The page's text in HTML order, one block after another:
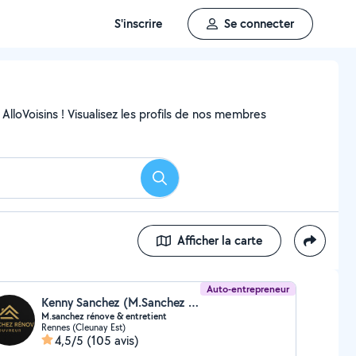
S'inscrire Se connecter
! Visualisez les profils de nos membres
Rechercher
Afficher la carte
Auto-entrepreneur
Kenny Sanchez (M.Sanchez rénov)
M.sanchez rénove & entretient
Rennes (Cleunay Est)
4,5/5 (105 avis)